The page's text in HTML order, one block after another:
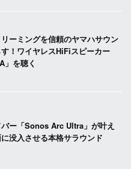
ーミングを信頼のヤマハサウン
す！ワイヤレスHiFiスピーカー
」を聴く
ー「Sonos Arc Ultra」が叶え
没入させる本格サラウンド